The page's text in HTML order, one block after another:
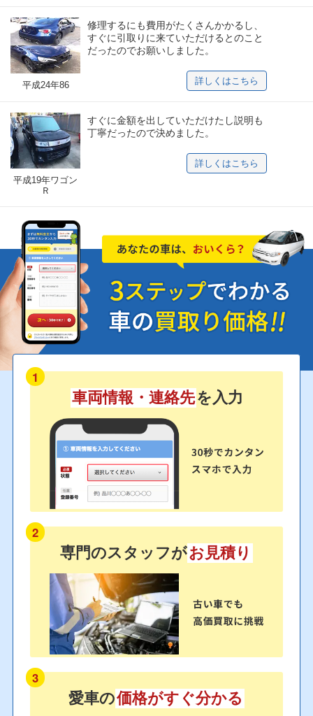
平成24年86
修理するにも費用がたくさんかかるし、
すぐに引取りに来ていただけるとのこと
だったのでお願いしました。
詳しくはこちら
平成19年ワゴン
Ｒ
すぐに金額を出していただけたし説明も
丁寧だったので決めました。
詳しくはこちら
1
車両情報・連絡先を入力
2
専門のスタッフがお見積り
3
愛車の価格がすぐ分かる